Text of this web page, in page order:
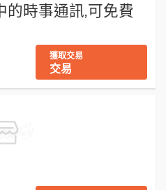
時事通訊,可免費
獲取交易
交易